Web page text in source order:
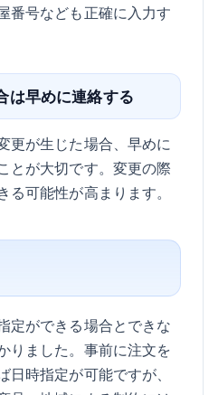
番号なども正確に入力す
は早めに連絡する
更が生じた場合、早めに
とが大切です。変更の際
可能性が高まります。
定ができる場合とできな
りました。事前に注文を
時指定が可能ですが、